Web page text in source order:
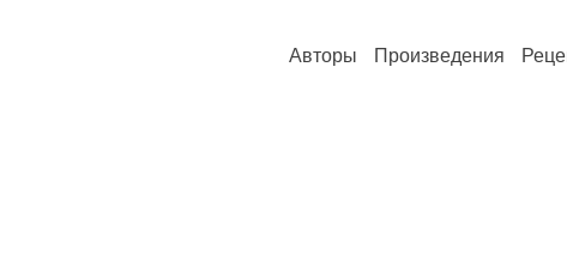
Авторы Произведения